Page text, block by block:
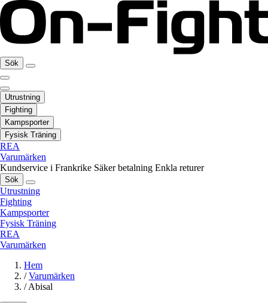
Sök
Utrustning
Fighting
Kampsporter
Fysisk Träning
REA
Varumärken
Kundservice i Frankrike Säker betalning Enkla returer
Sök
Utrustning
Fighting
Kampsporter
Fysisk Träning
REA
Varumärken
Hem
/ Varumärken
/ Abisal